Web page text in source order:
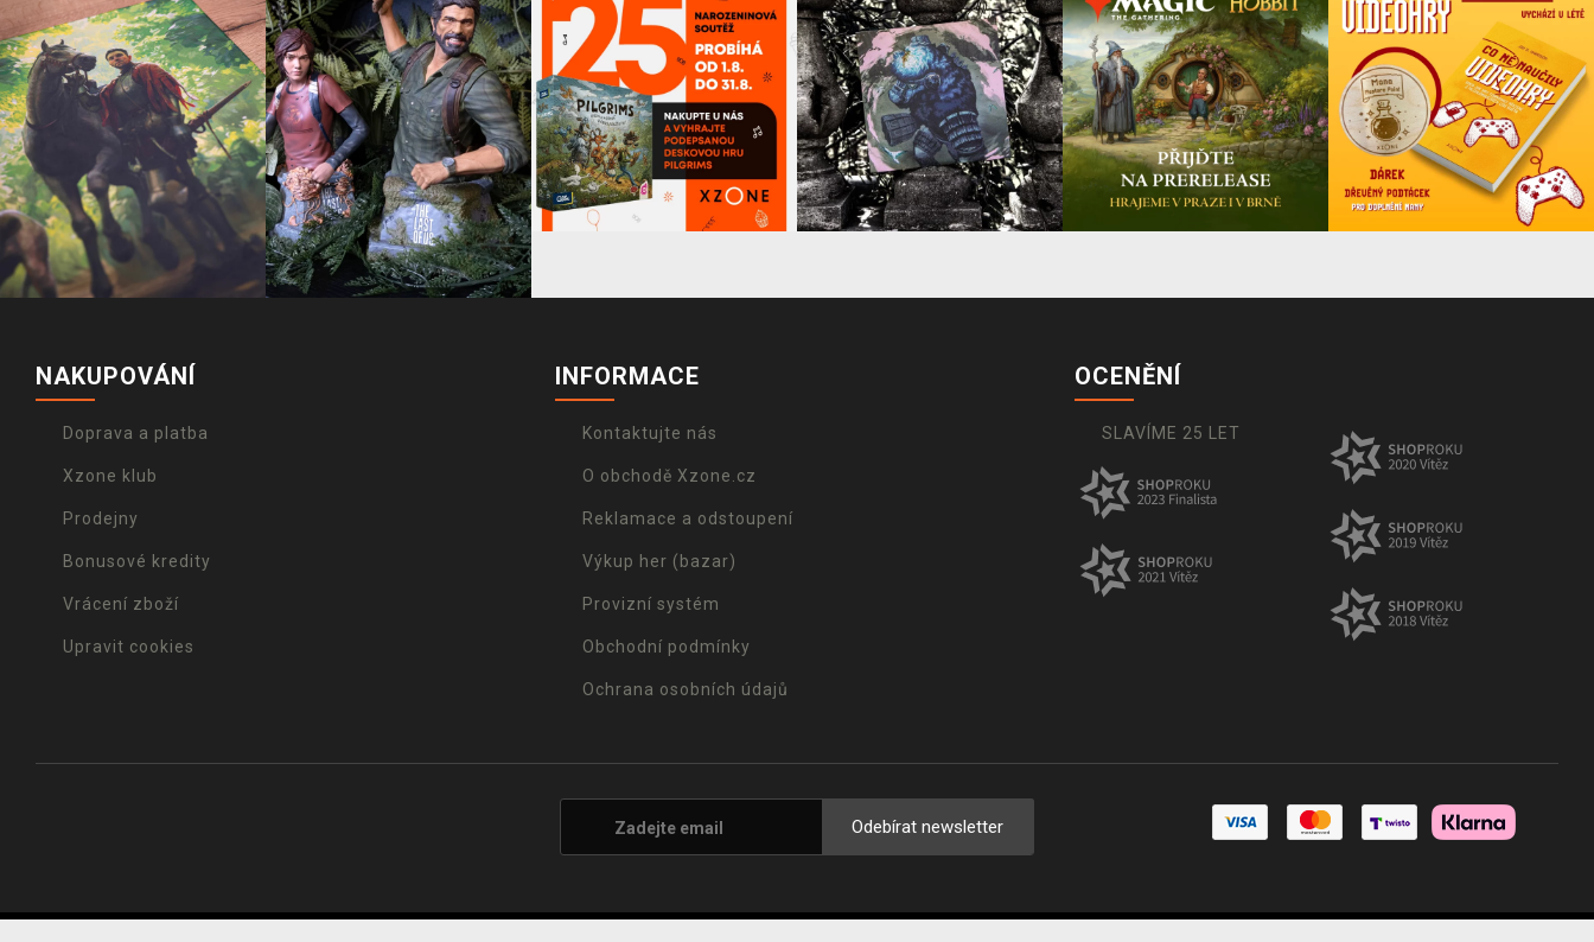
NAKUPOVÁNÍ
Doprava a platba
Xzone klub
Prodejny
Bonusové kredity
Vrácení zboží
Upravit cookies
INFORMACE
Kontaktujte nás
O obchodě Xzone.cz
Reklamace a odstoupení
Výkup her (bazar)
Provizní systém
Obchodní podmínky
Ochrana osobních údajů
OCENĚNÍ
SLAVÍME 25 LET
Odebírat newsletter